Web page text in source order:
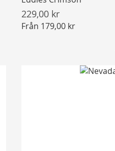
229,00 kr
Från 179,00 kr